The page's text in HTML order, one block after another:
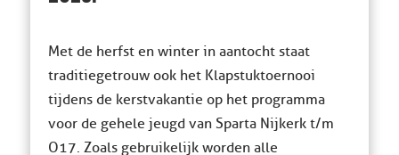
Met de herfst en winter in aantocht staat
traditiegetrouw ook het Klapstuktoernooi
tijdens de kerstvakantie op het programma
voor de gehele jeugd van Sparta Nijkerk t/m
O17. Zoals gebruikelijk worden alle